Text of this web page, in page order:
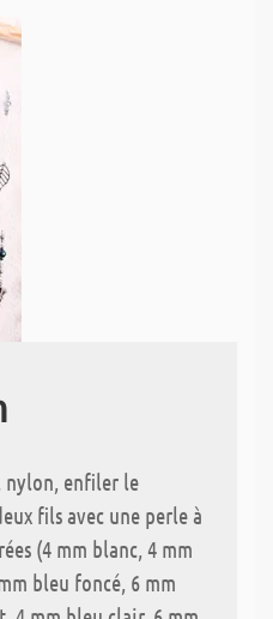
nylon, enfiler le
fils avec une perle à
(4 mm blanc, 4 mm
bleu foncé, 6 mm